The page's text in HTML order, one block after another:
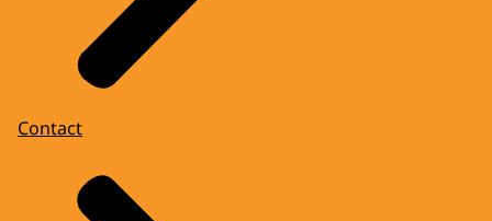
Contact